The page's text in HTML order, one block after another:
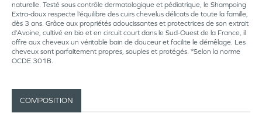
naturelle. Testé sous contrôle dermatologique et pédiatrique, le Shampoing
Extra-doux respecte l’équilibre des cuirs chevelus délicats de toute la famille,
dès 3 ans. Grâce aux propriétés adoucissantes et protectrices de son extrait
d’Avoine, cultivé en bio et en circuit court dans le Sud-Ouest de la France, il
offre aux cheveux un véritable bain de douceur et facilite le démêlage. Les
cheveux sont parfaitement propres, souples et protégés. *Selon la norme
OCDE 301B.
COMPOSITION